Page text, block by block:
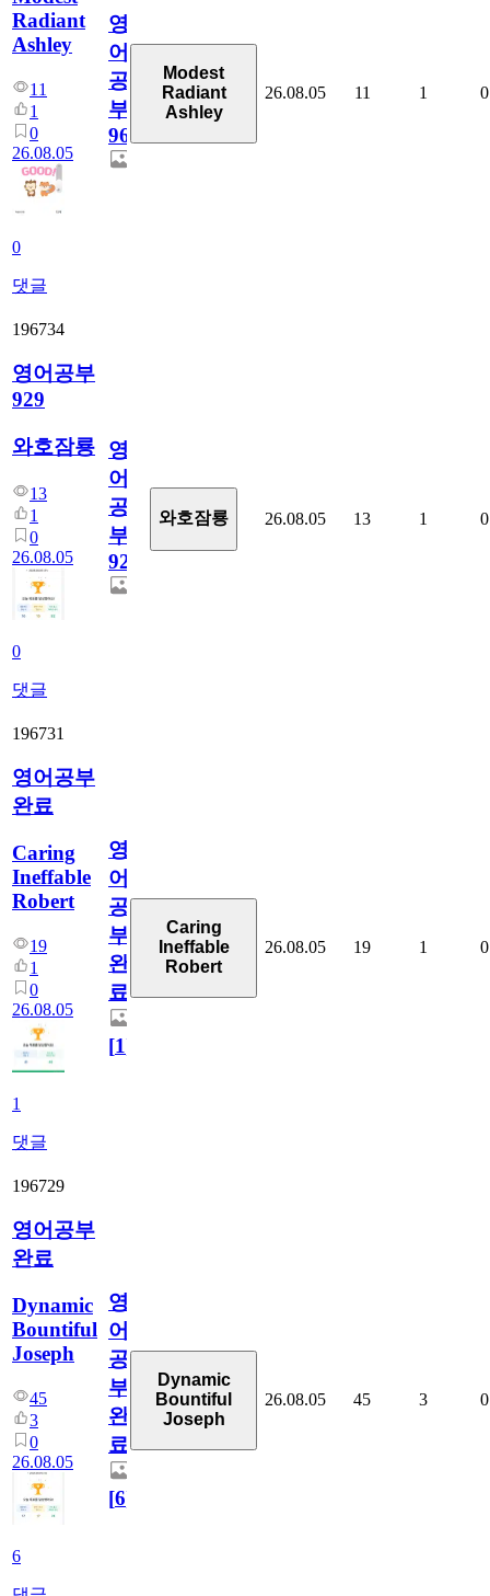
Radiant
Ashley
11
1
0
26.08.05
0
댓글
영
어
공
부
96
Modest
Radiant
Ashley
26.08.05 11 1 0
196734
영어공부
929
와호잠룡
13
1
0
26.08.05
0
댓글
영
어
공
부
929
와호잠룡 26.08.05 13 1 0
196731
영어공부
완료
Caring
Ineffable
Robert
19
1
0
26.08.05
1
댓글
영
어
공
부
완
료
[1]
Caring
Ineffable
Robert
26.08.05 19 1 0
196729
영어공부
완료
Dynamic
Bountiful
Joseph
45
3
0
26.08.05
6
영
어
공
부
완
료
[6]
Dynamic
Bountiful
Joseph
26.08.05 45 3 0